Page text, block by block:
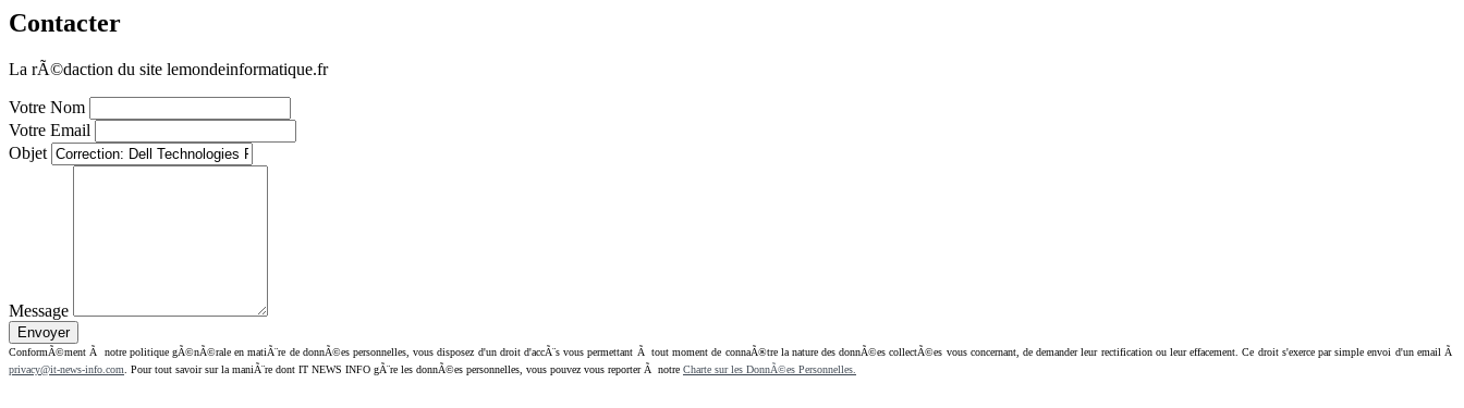
Contacter
La rÃ©daction du site lemondeinformatique.fr
Votre Nom
Votre Email
Objet
Message
ConformÃ©ment Ã notre politique gÃ©nÃ©rale en matiÃ¨re de donnÃ©es personnelles, vous disposez d'un droit d'accÃ¨s vous permettant Ã tout moment de connaÃ®tre la nature des donnÃ©es collectÃ©es vous concernant, de demander leur rectification ou leur effacement. Ce droit s'exerce par simple envoi d'un email Ã
privacy@it-news-info.com . Pour tout savoir sur la maniÃ¨re dont IT NEWS INFO gÃ¨re les donnÃ©es personnelles, vous pouvez vous reporter Ã notre Charte sur les DonnÃ©es Personnelles.